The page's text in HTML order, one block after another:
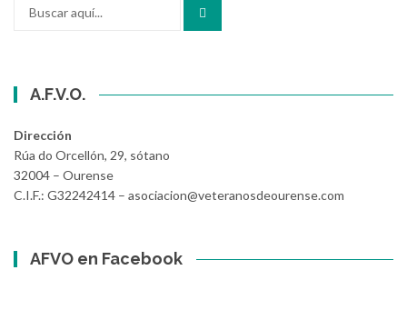
A.F.V.O.
Dirección
Rúa do Orcellón, 29, sótano
32004 – Ourense
C.I.F.: G32242414 – asociacion@veteranosdeourense.com
AFVO en Facebook